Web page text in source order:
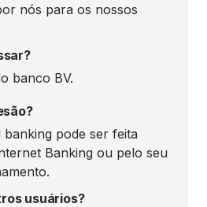
nós para os nossos
banco BV.
banking pode ser feita
Banking ou pelo seu
usuários?